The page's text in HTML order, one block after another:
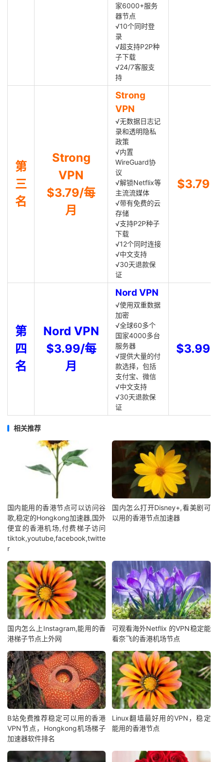
家6000+服务
器节点
√10个同时登
录
√超支持P2P种
子下载
√24/7客服支
持
第
三
名
Strong
VPN
$3.79/每
月
Strong
VPN
√无数据日志记
录和透明隐私
政策
√内置
WireGuard协
议
√解锁Netflix等
主流流媒体
√带有免费的云
存储
√支持P2P种子
下载
√12个同时连接
√中文支持
√30天退款保
证
$3.79
第
四
名
Nord VPN
$3.99/每
月
Nord VPN
√使用双重数据
加密
√全球60多个
国家4000多台
服务器
√提供大量的付
款选择，包括
支付宝、微信
√中文支持
√30天退款保
证
$3.99
相关推荐
国内能用的香港节点可以访问谷
歌,稳定的Hongkong加速器,国外
便宜的香港机场,付费梯子访问
tiktok,youtube,facebook,twitte
r
国内怎么打开Disney+,看美剧可
以用的香港节点加速器
国内怎么上Instagram,能用的香
港梯子节点上外网
可观看海外Netflix 的VPN稳定能
看奈飞的香港机场节点
B站免费推荐稳定可以用的香港
VPN节点，Hongkong机场梯子
加速器软件排名
Linux翻墙最好用的VPN，稳定
能用的香港节点